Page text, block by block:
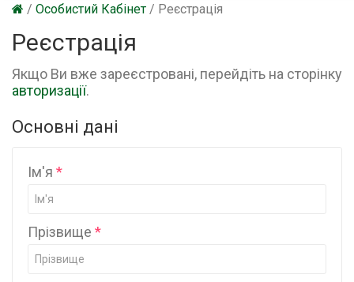
Особистий Кабінет Реєстрація
Реєстрація
Якщо Ви вже зареєстровані, перейдіть на сторінку
авторизації.
Основні дані
Ім'я
Прізвище